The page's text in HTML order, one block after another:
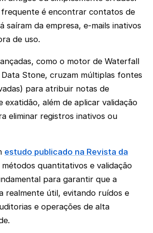
frequente é encontrar contatos de
saíram da empresa, e-mails inativos
de uso.
como o motor de Waterfall
Stone, cruzam múltiplas fontes
para atribuir notas de
exatidão, além de aplicar validação
eliminar registros inativos ou
estudo publicado na Revista da
métodos quantitativos e validação
para garantir que a
realmente útil, evitando ruídos e
e operações de alta